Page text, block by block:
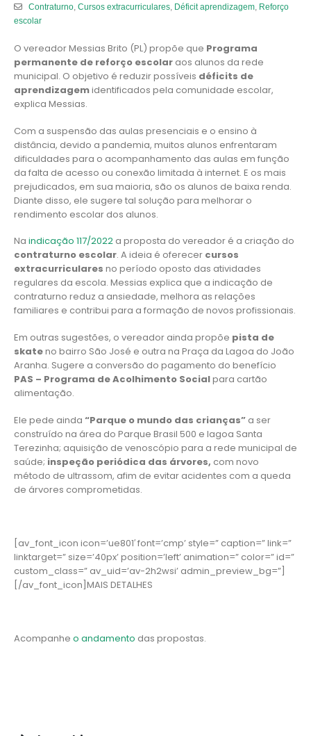
Contraturno, Cursos extracurriculares, Déficit aprendizagem,
Reforço
escolar
O vereador Messias Brito (PL) propõe que Programa
permanente de reforço escolar aos alunos da rede
municipal. O objetivo é reduzir possíveis déficits de
aprendizagemidentificados pela comunidade escolar,
explica Messias.
Com a suspensão das aulas presenciais e o ensino à
distância, devido a pandemia, muitos alunos enfrentaram
dificuldades para o acompanhamento das aulas em função
da falta de acesso ou conexão limitada à internet. E os mais
prejudicados, em sua maioria, são os alunos de baixa renda.
Diante disso, ele sugere tal solução para melhorar o
rendimento escolar dos alunos.
Na indicação 117/2022 a proposta do vereador é a criação do
contraturno escolar. A ideia é oferecer cursos
extracurriculares no período oposto das atividades
regulares da escola. Messias explica que a indicação de
contraturno reduz a ansiedade, melhora as relações
familiares e contribui para a formação de novos profissionais.
Em outras sugestões, o vereador ainda propõe pista de
skateno bairro São José e outra na Praça da Lagoa do João
Aranha. Sugere a conversão do pagamento do benefício
PAS – Programa de Acolhimento Socialpara cartão
alimentação.
Ele pede ainda “Parque o mundo das crianças” a ser
construído na área do Parque Brasil 500 e lagoa Santa
Terezinha; aquisição de venoscópio para a rede municipal de
saúde; inspeção periódica das árvores, com novo
método de ultrassom, afim de evitar acidentes com a queda
de árvores comprometidas.
[av_font_icon icon=’ue801′ font=’cmp’ style=” caption=” link=”
linktarget=” size=’40px’ position=’left’ animation=” color=” id=”
custom_class=” av_uid=’av-2h2wsi’ admin_preview_bg=”]
[/av_font_icon]MAIS DETALHES
Acompanhe o andamento das propostas.